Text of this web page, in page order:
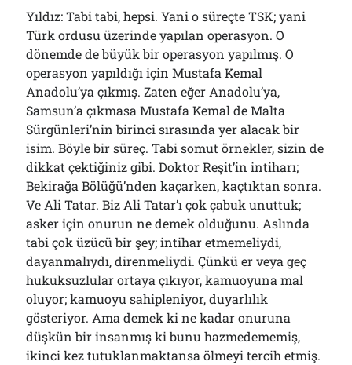
Yıldız: Tabi tabi, hepsi. Yani o süreçte TSK; yani
Türk ordusu üzerinde yapılan operasyon. O
dönemde de büyük bir operasyon yapılmış. O
operasyon yapıldığı için Mustafa Kemal
Anadolu’ya çıkmış. Zaten eğer Anadolu’ya,
Samsun’a çıkmasa Mustafa Kemal de Malta
Sürgünleri’nin birinci sırasında yer alacak bir
isim. Böyle bir süreç. Tabi somut örnekler, sizin de
dikkat çektiğiniz gibi. Doktor Reşit’in intiharı;
Bekirağa Bölüğü’nden kaçarken, kaçtıktan sonra.
Ve Ali Tatar. Biz Ali Tatar’ı çok çabuk unuttuk;
asker için onurun ne demek olduğunu. Aslında
tabi çok üzücü bir şey; intihar etmemeliydi,
dayanmalıydı, direnmeliydi. Çünkü er veya geç
hukuksuzlular ortaya çıkıyor, kamuoyuna mal
oluyor; kamuoyu sahipleniyor, duyarlılık
gösteriyor. Ama demek ki ne kadar onuruna
düşkün bir insanmış ki bunu hazmedememiş,
ikinci kez tutuklanmaktansa ölmeyi tercih etmiş.